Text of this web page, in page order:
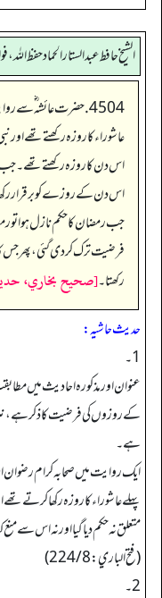
الشيخ حافط عبدالستار الحماد حفظ
4504. حضرت عائشہ‬
عاشوراء کا روزہ رکھتے تھے اور
اس دن کا روزہ رکھتے تھے۔
اس دن کے روزے کو برقرار رکھا
جب رمضان کا حکم نازل ہوا
فرضیت ترک کر دی گئی، پھر جس
رکھتا۔[صحيح بخاري، حديث
حدیث حاشیہ:
1۔
عنوان اور مذکورہ احادیث میں
کے روزوں کی فرضیت کا ذکر ہے،
ہے۔
ایک روایت میں صحابہ کرام رضوان
پہلے عاشوراء کا روزہ رکھا کرتے
متعلق نہ حکم دیا گیا اور نہ اس سے
(فتح الباري: 224/8)
2۔